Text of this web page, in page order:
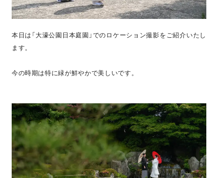
本日は「大濠公園日本庭園」でのロケーション撮影をご紹介いたし
ます。
今の時期は特に緑が鮮やかで美しいです。